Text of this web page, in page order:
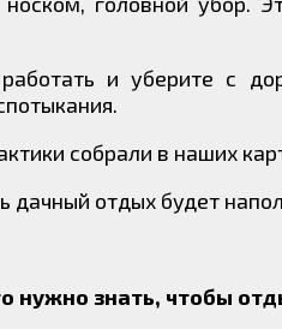
и уберите с
собрали в наших
дачный отдых будет
нужно знать, чтобы